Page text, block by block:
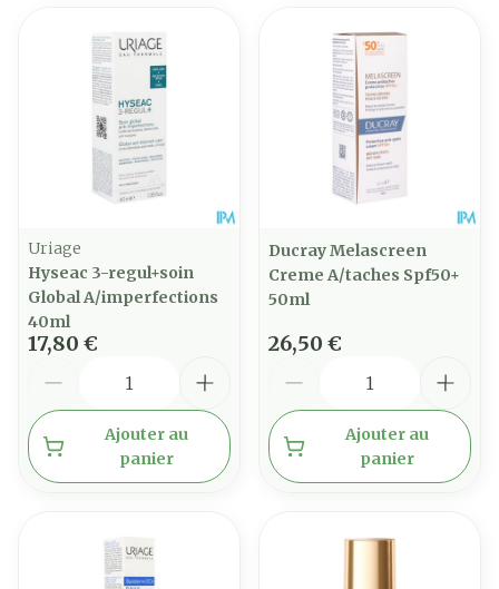
Uriage
Hyseac 3-regul+soin
Global A/imperfections
40ml
17,80 €
Ajouter au
panier
Ducray Melascreen
Creme A/taches Spf50+
50ml
26,50 €
Ajouter au
panier